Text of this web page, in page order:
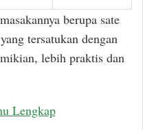
berupa sate
tersatukan dengan
lebih praktis dan
Lengkap